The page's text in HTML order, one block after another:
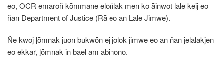
eo, OCR emaroñ kōmmane eloñlak men ko āinwot lale keij eo
ñan Department of Justice (Rā eo an Lale Jimwe).
Ñe kwoj ḷōmnak juon bukwōn ej jolok jimwe eo an ñan jelalakjen
eo ekkar, ḷōmnak in bael am abinono.